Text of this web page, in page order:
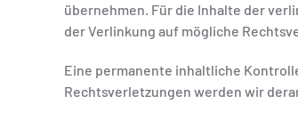
übernehmen. Für die Inhalte der
der Verlinkung auf mögliche
Eine permanente inhaltliche
Rechtsverletzungen werden wir